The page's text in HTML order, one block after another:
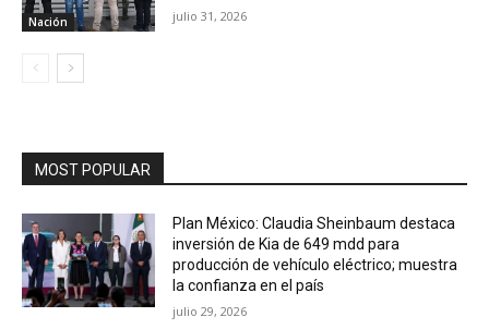
Nación julio 31, 2026
MOST POPULAR
Plan México: Claudia Sheinbaum destaca
inversión de Kia de 649 mdd para
producción de vehículo eléctrico; muestra
la confianza en el país
julio 29, 2026